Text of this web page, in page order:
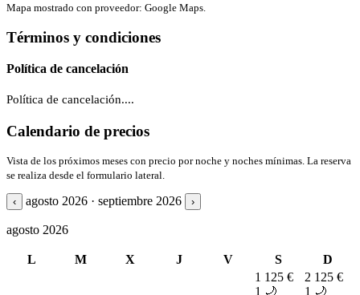
Mapa mostrado con proveedor: Google Maps.
Términos y condiciones
Política de cancelación
Política de cancelación....
Calendario de precios
Vista de los próximos meses con precio por noche y noches mínimas. La reserva
se realiza desde el formulario lateral.
‹ agosto 2026 · septiembre 2026 ›
agosto 2026
L M X J V S
D
1 125 €
1 🌙
2 125 €
1 🌙